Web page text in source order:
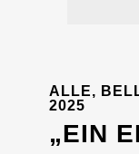
ALLE,
2025
„EIN